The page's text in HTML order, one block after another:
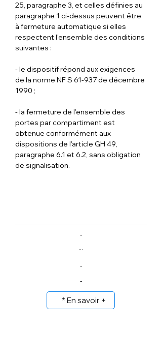
25, paragraphe 3, et celles définies au
paragraphe 1 ci-dessus peuvent être
à fermeture automatique si elles
respectent l'ensemble des conditions
suivantes :
- le dispositif répond aux exigences
de la norme NF S 61-937 de décembre
1990 ;
- la fermeture de l'ensemble des
portes par compartiment est
obtenue conformément aux
dispositions de l'article GH 49,
paragraphe 6.1 et 6.2, sans obligation
de signalisation.
-
...
-
-
* En savoir +